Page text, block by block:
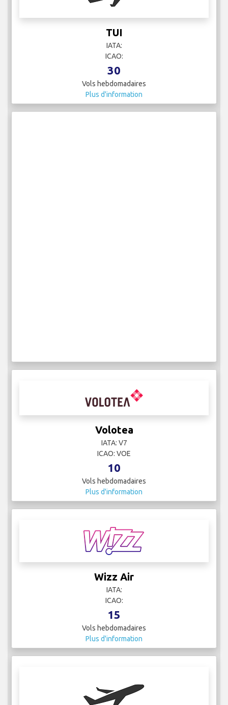
TUI
IATA:
ICAO:
30
Vols hebdomadaires
Plus d'information
Volotea
IATA: V7
ICAO: VOE
10
Vols hebdomadaires
Plus d'information
Wizz Air
IATA:
ICAO:
15
Vols hebdomadaires
Plus d'information